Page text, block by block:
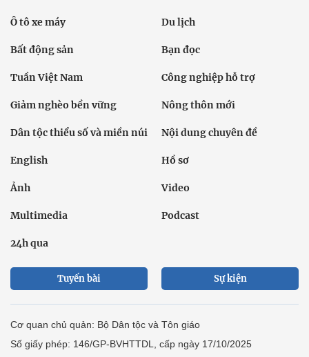
Ô tô xe máy Du lịch
Bất động sản Bạn đọc
Tuần Việt Nam Công nghiệp hỗ trợ
Giảm nghèo bền vững Nông thôn mới
Dân tộc thiểu số và miền núi Nội dung chuyên đề
English Hồ sơ
Ảnh Video
Multimedia Podcast
24h qua
Tuyến bài Sự kiện
Cơ quan chủ quản: Bộ Dân tộc và Tôn giáo
Số giấy phép: 146/GP-BVHTTDL, cấp ngày 17/10/2025